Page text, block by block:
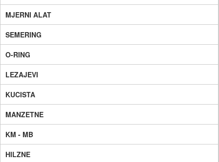
MJERNI ALAT
SEMERING
O-RING
LEZAJEVI
KUCISTA
MANZETNE
KM - MB
HILZNE